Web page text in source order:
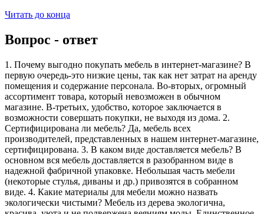
Читать до конца
Вопрос - ответ
1. Почему выгодно покупать мебель в интернет-магазине? В
первую очередь-это низкие цены, так как нет затрат на аренду
помещения и содержание персонала. Во-вторых, огромный
ассортимент товара, который невозможен в обычном
магазине. В-третьих, удобство, которое заключается в
возможности совершать покупки, не выходя из дома. 2.
Сертифицирована ли мебель? Да, мебель всех
производителей, представленных в нашем интернет-магазине,
сертифицирована. 3. В каком виде доставляется мебель? В
основном вся мебель доставляется в разобранном виде в
надежной фабричной упаковке. Небольшая часть мебели
(некоторые стулья, диваны и др.) привозятся в собранном
виде. 4. Какие материалы для мебели можно назвать
экологически чистыми? Мебель из дерева экологична,